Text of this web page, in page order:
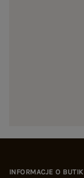
INFORMACJE O BUTIK